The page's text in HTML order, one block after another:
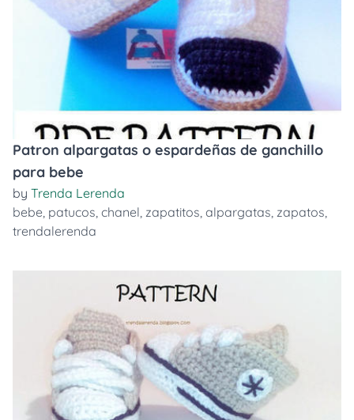
Patron alpargatas o espardeñas de ganchillo
para bebe
by Trenda Lerenda
bebe, patucos, chanel, zapatitos, alpargatas, zapatos,
trendalerenda